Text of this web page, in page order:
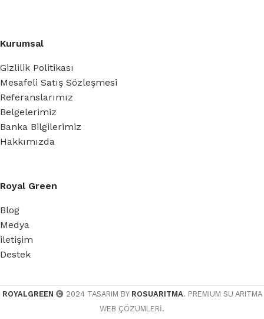
Kurumsal
Gizlilik Politikası
Mesafeli Satış Sözleşmesi
Referanslarımız
Belgelerimiz
Banka Bilgilerimiz
Hakkımızda
Royal Green
Blog
Medya
iletişim
Destek
ROYALGREEN 2024 TASARIM BY ROSUARITMA. PREMIUM SU ARITMA
WEB ÇÖZÜMLERİ.